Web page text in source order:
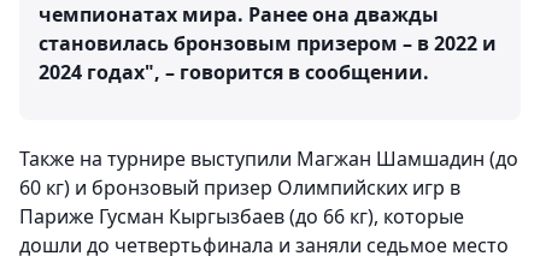
чемпионатах мира. Ранее она дважды
становилась бронзовым призером – в 2022 и
2024 годах", – говорится в сообщении.
Также на турнире выступили Магжан Шамшадин (до
60 кг) и бронзовый призер Олимпийских игр в
Париже Гусман Кыргызбаев (до 66 кг), которые
дошли до четвертьфинала и заняли седьмое место